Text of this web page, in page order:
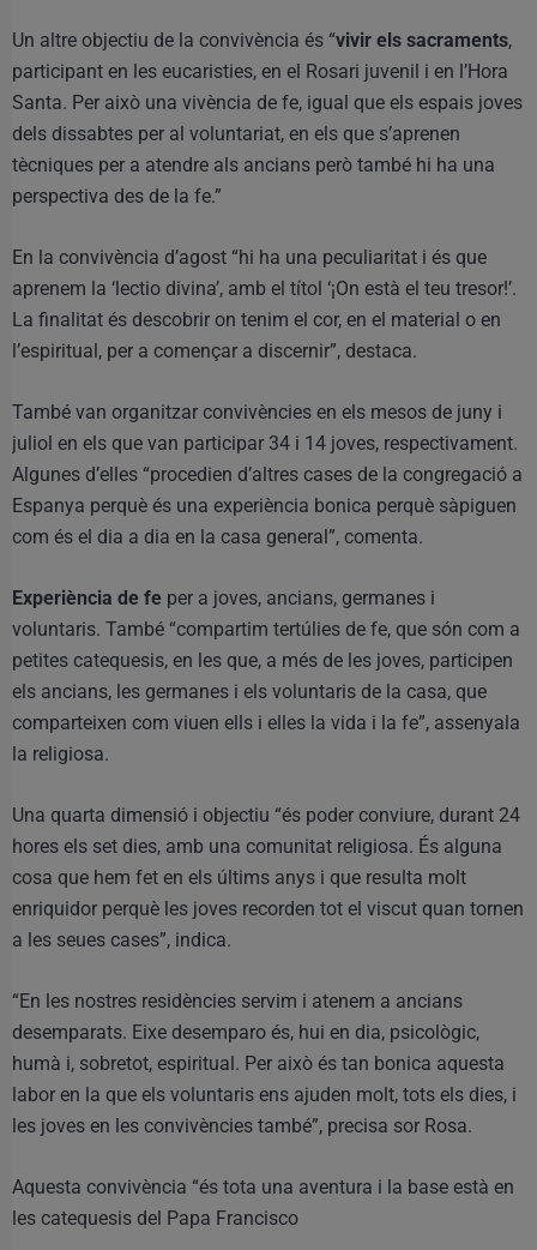
Un altre objectiu de la convivència és “vivir els sacraments,
participant en les eucaristies, en el Rosari juvenil i en l’Hora
Santa. Per això una vivència de fe, igual que els espais joves
dels dissabtes per al voluntariat, en els que s’aprenen
tècniques per a atendre als ancians però també hi ha una
perspectiva des de la fe.”
En la convivència d’agost “hi ha una peculiaritat i és que
aprenem la ‘lectio divina’, amb el títol ‘¡On està el teu tresor!’.
La finalitat és descobrir on tenim el cor, en el material o en
l’espiritual, per a començar a discernir”, destaca.
També van organitzar convivències en els mesos de juny i
juliol en els que van participar 34 i 14 joves, respectivament.
Algunes d’elles “procedien d’altres cases de la congregació a
Espanya perquè és una experiència bonica perquè sàpiguen
com és el dia a dia en la casa general”, comenta.
Experiència de fe per a joves, ancians, germanes i
voluntaris. També “compartim tertúlies de fe, que són com a
petites catequesis, en les que, a més de les joves, participen
els ancians, les germanes i els voluntaris de la casa, que
comparteixen com viuen ells i elles la vida i la fe”, assenyala
la religiosa.
Una quarta dimensió i objectiu “és poder conviure, durant 24
hores els set dies, amb una comunitat religiosa. És alguna
cosa que hem fet en els últims anys i que resulta molt
enriquidor perquè les joves recorden tot el viscut quan tornen
a les seues cases”, indica.
“En les nostres residències servim i atenem a ancians
desemparats. Eixe desemparo és, hui en dia, psicològic,
humà i, sobretot, espiritual. Per això és tan bonica aquesta
labor en la que els voluntaris ens ajuden molt, tots els dies, i
les joves en les convivències també”, precisa sor Rosa.
Aquesta convivència “és tota una aventura i la base està en
les catequesis del Papa Francisco